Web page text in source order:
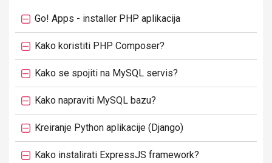
Go! Apps - installer PHP aplikacija
Kako koristiti PHP Composer?
Kako se spojiti na MySQL servis?
Kako napraviti MySQL bazu?
Kreiranje Python aplikacije (Django)
Kako instalirati ExpressJS framework?